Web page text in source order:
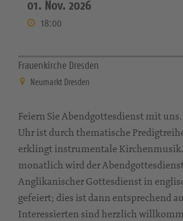
01. Nov. 2026
18:00
Frauenkirche Dresden
Neumarkt Dresden
Feiern Sie Abendgottesdienst mit
Uhr ist durch thematische
erklingt instrumentale
monatlich wird der
Anglikanischer Gottesdienst in
gefeiert; dies ist dann entsprechend
Interessierten sind herzlich